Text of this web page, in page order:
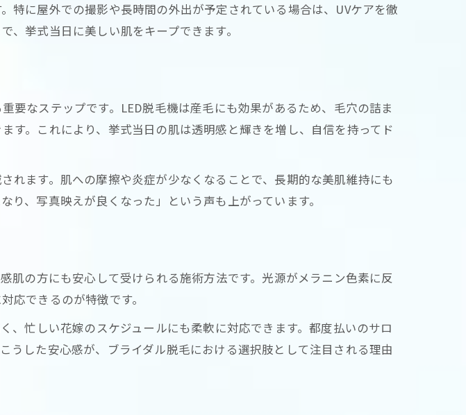
や効果の比較ポイント
じにくい理由とは
毛体験の工夫
特に屋外での撮影や長時間の外出が予定されている場合は、UVケアを徹
挙式当日に美しい肌をキープできます。
なステップです。LED脱毛機は産毛にも効果があるため、毛穴の詰ま
す。これにより、挙式当日の肌は透明感と輝きを増し、自信を持ってド
れます。肌への摩擦や炎症が少なくなることで、長期的な美肌維持にも
、写真映えが良くなった」という声も上がっています。
肌の方にも安心して受けられる施術方法です。光源がメラニン色素に反
応できるのが特徴です。
忙しい花嫁のスケジュールにも柔軟に対応できます。都度払いのサロ
うした安心感が、ブライダル脱毛における選択肢として注目される理由
はこちら
はこちら